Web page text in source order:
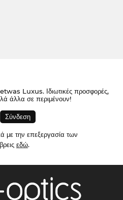
Luxus. Ιδιωτικές προσφορές,
άλλα σε περιμένουν!
με την επεξεργασία των
εδώ.